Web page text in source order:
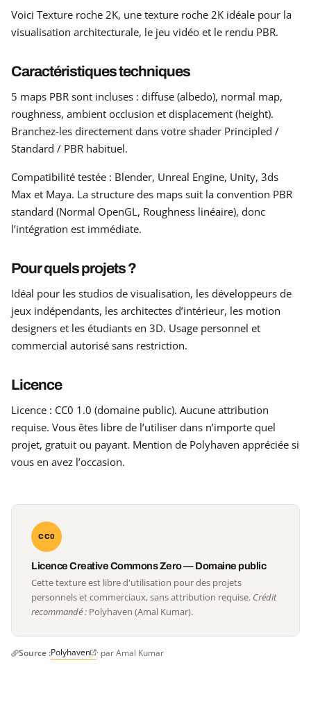
Voici Texture roche 2K, une texture roche 2K idéale pour la
visualisation architecturale, le jeu vidéo et le rendu PBR.
Caractéristiques techniques
5 maps PBR sont incluses : diffuse (albedo), normal map,
roughness, ambient occlusion et displacement (height).
Branchez-les directement dans votre shader Principled /
Standard / PBR habituel.
Compatibilité testée : Blender, Unreal Engine, Unity, 3ds
Max et Maya. La structure des maps suit la convention PBR
standard (Normal OpenGL, Roughness linéaire), donc
l’intégration est immédiate.
Pour quels projets ?
Idéal pour les studios de visualisation, les développeurs de
jeux indépendants, les architectes d’intérieur, les motion
designers et les étudiants en 3D. Usage personnel et
commercial autorisé sans restriction.
Licence
Licence : CC0 1.0 (domaine public). Aucune attribution
requise. Vous êtes libre de l’utiliser dans n’importe quel
projet, gratuit ou payant. Mention de Polyhaven appréciée si
vous en avez l’occasion.
CC0
Licence Creative Commons Zero — Domaine public
Cette texture est libre d'utilisation pour des projets
personnels et commerciaux, sans attribution requise. Crédit
recommandé : Polyhaven (Amal Kumar).
Source :Polyhaven · par Amal Kumar